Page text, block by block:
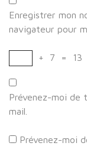
Enregistrer mon
navigateur pour
+ 7 = 13
Prévenez-moi de
mail.
Prévenez-moi